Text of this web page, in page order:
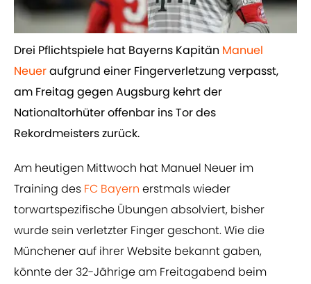
​Drei Pflichtspiele hat Bayerns Kapitän ​ Manuel
Neueraufgrund einer Fingerverletzung verpasst,
am Freitag gegen Augsburg kehrt der
Nationaltorhüter offenbar ins Tor des
Rekordmeisters zurück.
Am heutigen Mittwoch hat Manuel Neuer im
Training des ​FC Bayern erstmals wieder
torwartspezifische Übungen absolviert, bisher
wurde sein verletzter Finger geschont. Wie die
Münchener auf ihrer Website bekannt gaben,
könnte der 32-Jährige am Freitagabend beim